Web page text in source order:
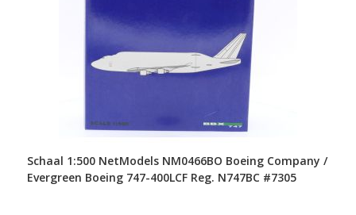
Schaal 1:500 NetModels NM0466BO Boeing Company /
Evergreen Boeing 747-400LCF Reg. N747BC #7305